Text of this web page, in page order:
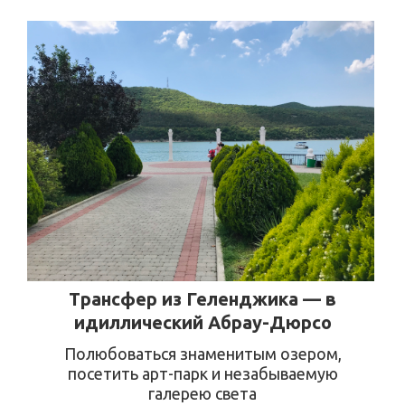
Трансфер из Геленджика — в
идиллический Абрау-Дюрсо
Полюбоваться знаменитым озером,
посетить арт-парк и незабываемую
галерею света